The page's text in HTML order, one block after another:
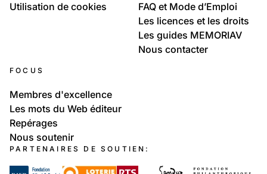
Utilisation de cookies
FAQ et Mode d’Emploi
Les licences et les droits
Les guides MEMORIAV
Nous contacter
FOCUS
Membres d'excellence
Les mots du Web éditeur
Repérages
Nous soutenir
PARTENAIRES DE SOUTIEN: